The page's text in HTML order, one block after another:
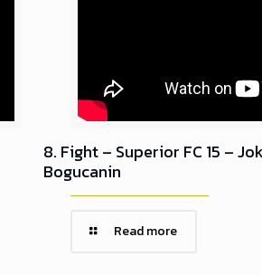
8. Fight – Superior FC 15 –
Bogucanin
Read more